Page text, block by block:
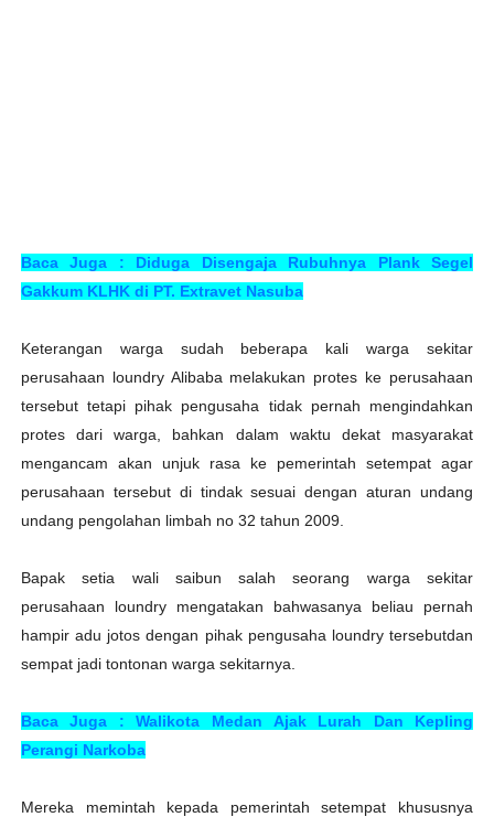
Baca Juga : Diduga Disengaja Rubuhnya Plank Segel
Gakkum KLHK di PT. Extravet Nasuba
Keterangan warga sudah beberapa kali warga sekitar
perusahaan loundry Alibaba melakukan protes ke perusahaan
tersebut tetapi pihak pengusaha tidak pernah mengindahkan
protes dari warga, bahkan dalam waktu dekat masyarakat
mengancam akan unjuk rasa ke pemerintah setempat agar
perusahaan tersebut di tindak sesuai dengan aturan undang
undang pengolahan limbah no 32 tahun 2009.
Bapak setia wali saibun salah seorang warga sekitar
perusahaan loundry mengatakan bahwasanya beliau pernah
hampir adu jotos dengan pihak pengusaha loundry tersebutdan
sempat jadi tontonan warga sekitarnya.
Baca Juga : Walikota Medan Ajak Lurah Dan Kepling
Perangi Narkoba
Mereka memintah kepada pemerintah setempat khususnya